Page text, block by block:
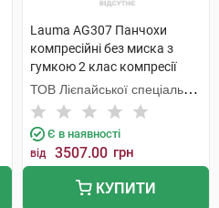
Lauma AG307 Панчохи
компресійні без миска з
гумкою 2 клас компресії
колір натуральний розмір 3D
1 пара
ТОВ Лієпайської спеціальної
економічної зони Лаума
Медікал,
Є в наявності
від 3507.00 грн
КУПИТИ